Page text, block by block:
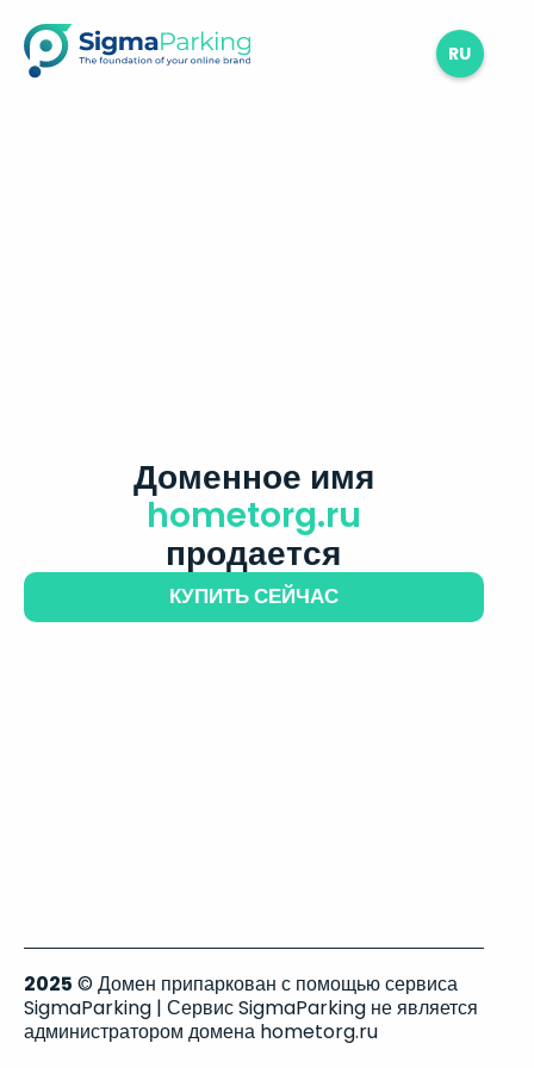
RU
Доменное имя
hometorg.ru
продается
КУПИТЬ СЕЙЧАС
2025 © Домен припаркован с помощью сервиса
SigmaParking | Сервис SigmaParking не является
администратором домена hometorg.ru